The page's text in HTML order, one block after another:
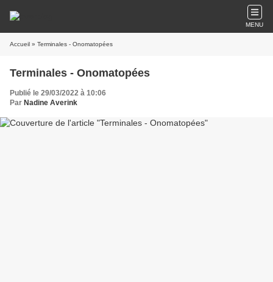
MENU
Accueil » Terminales - Onomatopées
Terminales - Onomatopées
Publié le 29/03/2022 à 10:06
Par Nadine Averink